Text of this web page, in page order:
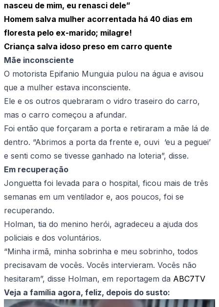
nasceu de mim, eu renasci dele”
Homem salva mulher acorrentada há 40 dias em
floresta pelo ex-marido; milagre!
Criança salva idoso preso em carro quente
Mãe inconsciente
O motorista Epifanio Munguia pulou na água e avisou
que a mulher estava inconsciente.
Ele e os outros quebraram o vidro traseiro do carro,
mas o carro começou a afundar.
Foi então que forçaram a porta e retiraram a mãe lá de
dentro. “Abrimos a porta da frente e, ouvi ‘eu a peguei’
e senti como se tivesse ganhado na loteria”, disse.
Em recuperação
Jonguetta foi levada para o hospital, ficou mais de três
semanas em um ventilador e, aos poucos, foi se
recuperando.
Holman, tia do menino herói, agradeceu a ajuda dos
policiais e dos voluntários.
“Minha irmã, minha sobrinha e meu sobrinho, todos
precisavam de vocês. Vocês intervieram. Vocês não
hesitaram”, disse Holman, em reportagem da ABC7TV
Veja a família agora, feliz, depois do susto: